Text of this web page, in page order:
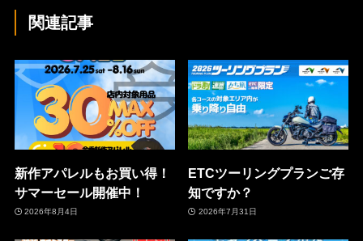
関連記事
新作アパレルもお買い得！
サマーセール開催中！
2026年8月4日
ETCツーリングプランご存
知ですか？
2026年7月31日